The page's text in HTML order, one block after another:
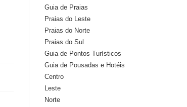
Guia de Praias
Praias do Leste
Praias do Norte
Praias do Sul
Guia de Pontos Turísticos
Guia de Pousadas e Hotéis
Centro
Leste
Norte